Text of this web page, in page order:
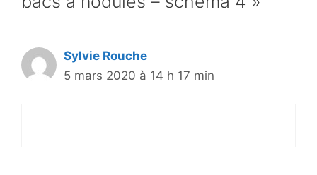
Sylvie Rouche
5 mars 2020 à 14 h 17 min